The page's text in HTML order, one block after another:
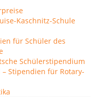
Kaschnitz-Schule
für Schüler des
Schülerstipendium
Stipendien für Rotary-